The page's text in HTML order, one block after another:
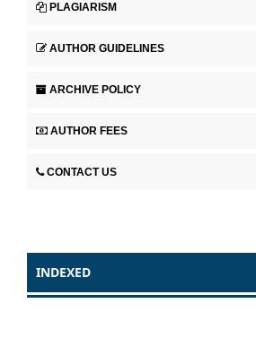
PLAGIARISM
AUTHOR GUIDELINES
ARCHIVE POLICY
AUTHOR FEES
CONTACT US
INDEXED